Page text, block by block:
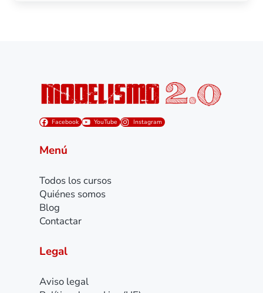
Facebook YouTube Instagram
Menú
Todos los cursos
Quiénes somos
Blog
Contactar
Legal
Aviso legal